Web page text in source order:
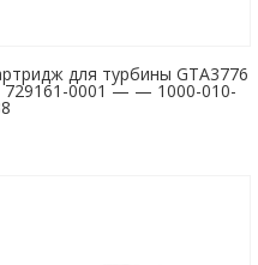
для турбины GTA3776
0001 — — 1000-010-